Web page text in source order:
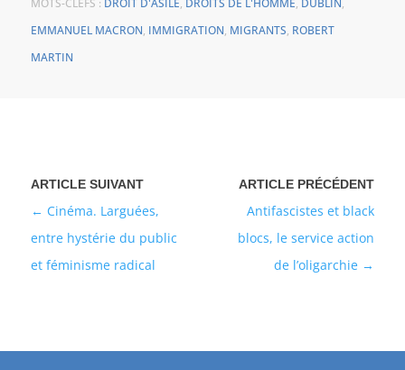
EMMANUEL MACRON, IMMIGRATION, MIGRANTS, ROBERT
MARTIN
Antifascistes et black
blocs, le service action
de l’oligarchie
Cinéma. Larguées,
entre hystérie du public
et féminisme radical